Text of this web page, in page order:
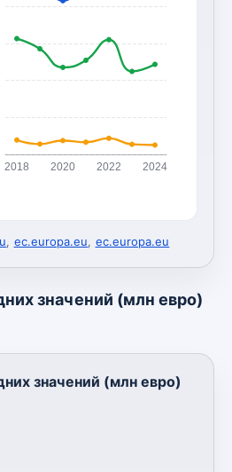
2018 2020 2022 2024
, ec.europa.eu, ec.europa.eu
значений (млн евро)
значений (млн евро)